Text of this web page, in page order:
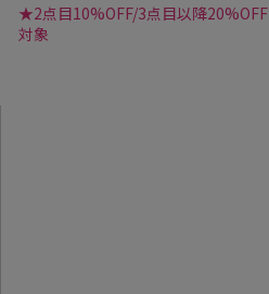
★2点目10%OFF/3点目以降20%OFF
対象